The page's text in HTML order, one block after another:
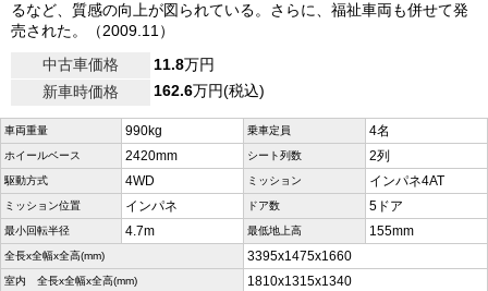
るなど、質感の向上が図られている。さらに、福祉車両も併せて発
売された。（2009.11）
中古車価格
11.8万円
新車時価格
162.6万円(税込)
車両重量 990kg 乗車定員 4名
ホイールベース 2420mm シート列数 2列
駆動方式 4WD ミッション インパネ4AT
ミッション位置 インパネ ドア数 5ドア
最小回転半径 4.7m 最低地上高 155mm
全長x全幅x全高(mm) 3395x1475x1660
室内 全長x全幅x全高(mm) 1810x1315x1340